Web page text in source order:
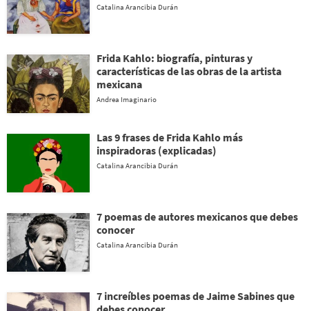
Catalina Arancibia Durán
Frida Kahlo: biografía, pinturas y
características de las obras de la artista
mexicana
Andrea Imaginario
Las 9 frases de Frida Kahlo más
inspiradoras (explicadas)
Catalina Arancibia Durán
7 poemas de autores mexicanos que debes
conocer
Catalina Arancibia Durán
7 increíbles poemas de Jaime Sabines que